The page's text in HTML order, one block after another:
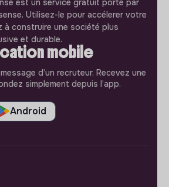
est un service gratuit porté par
Utilisez-le pour accélerer votre
construire une société plus
et durable.
mobile
d’un recruteur. Recevez une
simplement depuis l’app.
Android